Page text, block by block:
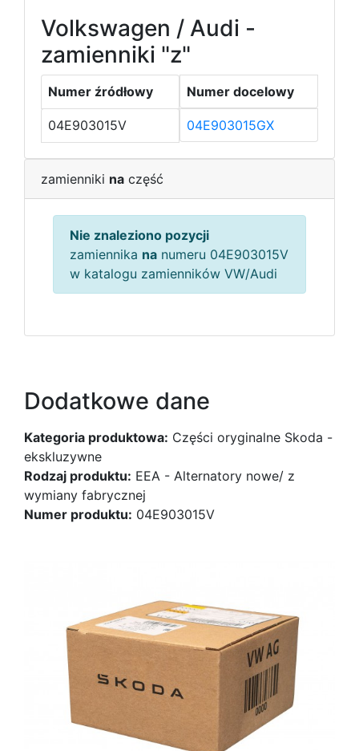
Volkswagen / Audi -
zamienniki "z"
Numer źródłowy Numer docelowy
04E903015V 04E903015GX
zamienniki na część
Nie znaleziono pozycji
zamiennika na numeru 04E903015V
w katalogu zamienników VW/Audi
Dodatkowe dane
Kategoria produktowa: Części oryginalne Skoda -
ekskluzywne
Rodzaj produktu: EEA - Alternatory nowe/ z
wymiany fabrycznej
Numer produktu: 04E903015V